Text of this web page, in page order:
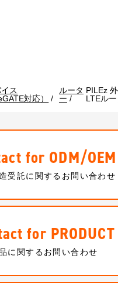
ス
対応）
/
ルータ
ー /
PILEz
LTEル
for ODM/OEM
受託に関するお問い合わせ
for PRODUCT
に関するお問い合わせ